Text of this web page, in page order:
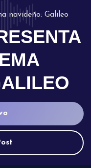
navideño: Galileo